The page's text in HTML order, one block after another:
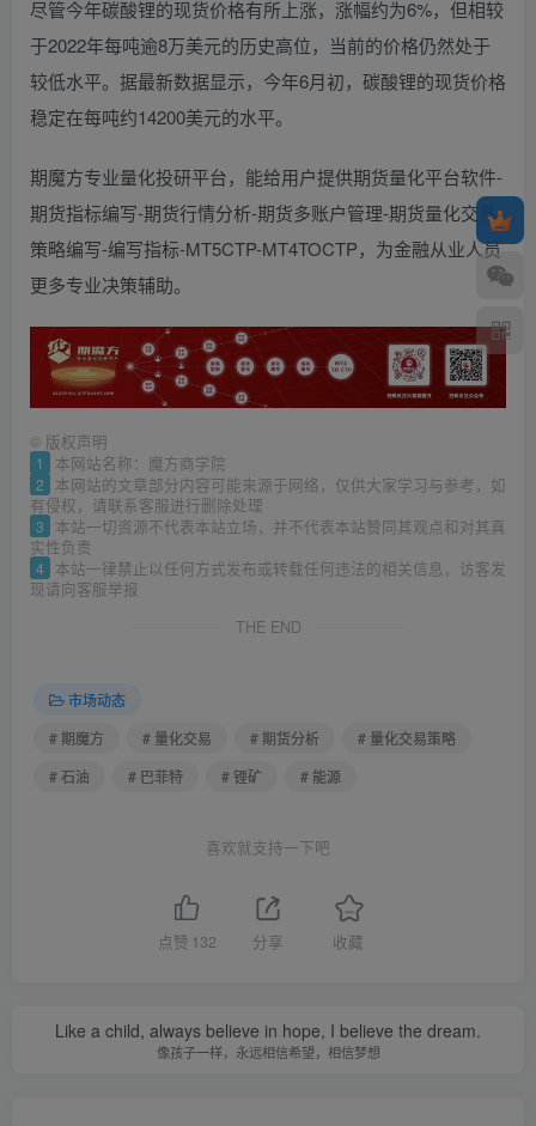
尽管今年碳酸锂的现货价格有所上涨，涨幅约为6%，但相较
于2022年每吨逾8万美元的历史高位，当前的价格仍然处于
较低水平。据最新数据显示，今年6月初，碳酸锂的现货价格
稳定在每吨约14200美元的水平。
期魔方专业量化投研平台，能给用户提供期货量化平台软件-
期货指标编写-期货行情分析-期货多账户管理-期货量化交易
策略编写-编写指标-MT5CTP-MT4TOCTP，为金融从业人员
更多专业决策辅助。
© 版权声明
1 本网站名称：魔方商学院
2
本网站的文章部分内容可能来源于网络，仅供大家学习与参考，如
有侵权，请联系客服进行删除处理
3
本站一切资源不代表本站立场，并不代表本站赞同其观点和对其真
实性负责
4
本站一律禁止以任何方式发布或转载任何违法的相关信息，访客发
现请向客服举报
THE END
市场动态
# 期魔方
# 量化交易 # 期货分析
# 量化交易策略
# 石油
# 巴菲特 # 锂矿 # 能源
喜欢就支持一下吧
点赞 132 分享 收藏
Like a child, always believe in hope, I believe the dream.
像孩子一样，永远相信希望，相信梦想